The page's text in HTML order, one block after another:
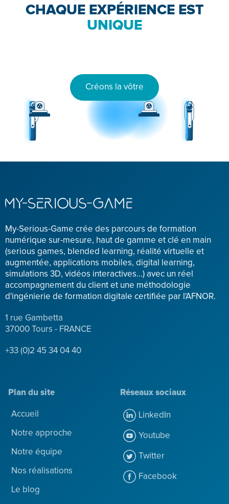
CHAQUE EXPÉRIENCE EST
UNIQUE
Créons la vôtre
My-Serious-Game crée des parcours de formation
numérique sur-mesure, haut de gamme et clé en main
(serious games, blended learning, réalité virtuelle et
augmentée, applications mobiles, digital learning,
simulations 3D, vidéos interactives...) avec un réel
accompagnement du client et une méthodologie
d'ingénierie de formation digitale certifiée par l'AFNOR.
1 rue Gambetta
37000 Tours - FRANCE
+33 (0)2 45 34 04 40
Plan du site
Accueil
Notre approche
Notre équipe
Nos réalisations
Le blog
Réseaux sociaux
LinkedIn
Youtube
Twitter
Facebook